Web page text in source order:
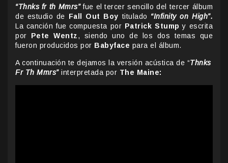
“Thnks fr th Mmrs”fue el tercer sencillo del tercer álbum
de estudio de Fall Out Boy titulado “Infinity on High”.
La canción fue compuesta por Patrick Stump y escrita
por Pete Wentz, siendo uno de los dos temas que
fueron producidos por Babyface para el álbum.
A continuación te dejamos la versión acústica de “Thnks
Fr Th Mmrs” interpretada por The Maine: